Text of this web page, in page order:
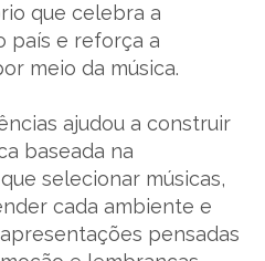
que celebra a
país e reforça a
meio da música.
ajudou a construir
baseada na
selecionar músicas,
cada ambiente e
pensadas